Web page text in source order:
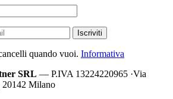
Iscriviti
quando vuoi. Informativa
SRL — P.IVA 13224220965 ·Via
Milano